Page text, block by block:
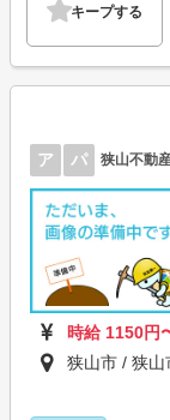
キープする
ア パ 狭山不動
時給 1150円
狭山市 / 狭